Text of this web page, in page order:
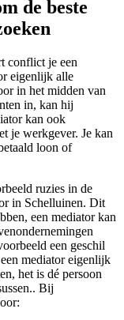
de beste
conflict je een
eigenlijk alle
in het midden van
in, kan hij
kan ook
je werkgever. Je kan
loon of
ruzies in de
in Schelluinen. Dit
een mediator kan
een geschil
mediator eigenlijk
het is dé persoon
Bij